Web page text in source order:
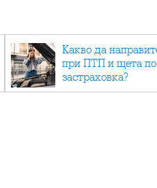
Какво да
при ПТП и щета по
застраховка?